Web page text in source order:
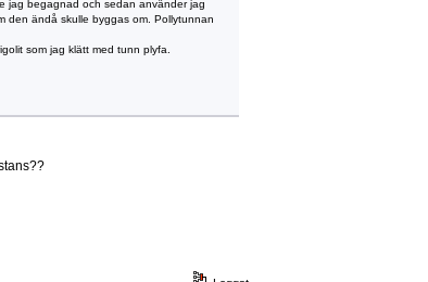
jag begagnad och sedan använder jag
den ändå skulle byggas om. Pollytunnan
som jag klätt med tunn plyfa.